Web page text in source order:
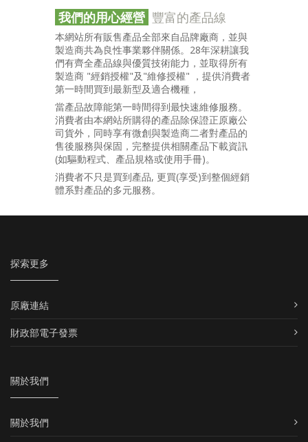
我們的用心經營 豐富的產品線
本網站所有販售產品全部來自品牌廠商，並與
製造商共為良性事業夥伴關係。28年深耕讓我
們有齊全產品線與優質技術能力，並取得所有
製造商 "經銷授權"及"維修授權" ，提供消費者
第一時間買到最新型及適合機種，
當產品故障能第一時間得到最快速維修服務。
消費者由本網站所購得的產品除保證正原廠公
司貨外，同時享有微創與製造商二者對產品的
售後服務與保固，完整提供相關產品下載資訊
(如驅動程式、產品規格或使用手冊)。
消費者不只是買到產品, 更買(享受)到整個經銷
體系對產品的多元服務。
探索更多
原廠連結
財政部電子發票
關於我們
關於我們